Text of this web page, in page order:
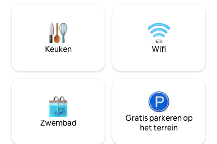
15/dag/voertuig. • Toeslag dieren: €
9/dier/dag. • 100% biologisch
ontbijtbuffet: € 16/persoon/dag.
park, tussen St
Rustige straat,
optionele garage.
Keuken Wifi
Zwembad
Gratis parkeren op
het terrein